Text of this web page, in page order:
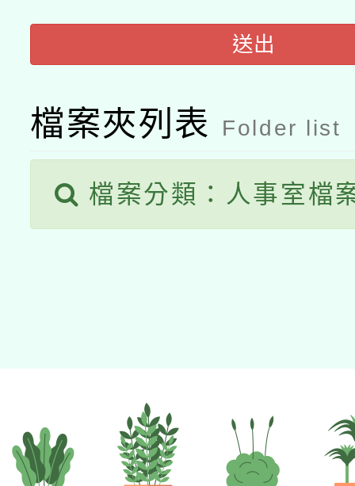
用水績優單位及節水達
桃園市孔廟祈福系列
開 智慧啟航」
2026年桃園地景藝術
送出
檔案夾列表 Folder list
檔案分類：人事室檔